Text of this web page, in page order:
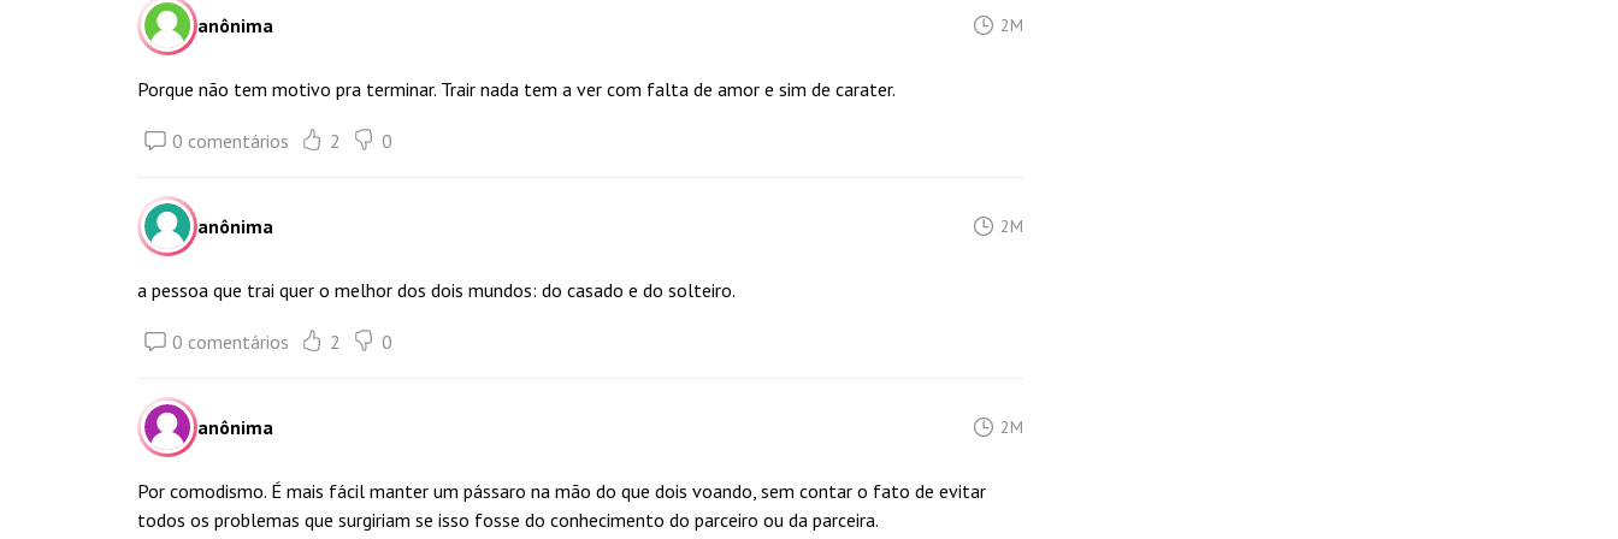
anônima 2M
Porque não tem motivo pra terminar. Trair nada tem a ver com falta de amor e sim de carater.
0 comentários 2 0
anônima 2M
a pessoa que trai quer o melhor dos dois mundos: do casado e do solteiro.
0 comentários 2 0
anônima 2M
Por comodismo. É mais fácil manter um pássaro na mão do que dois voando, sem contar o fato de evitar
todos os problemas que surgiriam se isso fosse do conhecimento do parceiro ou da parceira.